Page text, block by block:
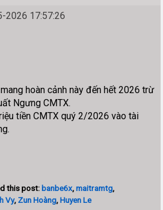
2026 17:57:26
hoàn cảnh này đến hết 2026 trừ
Ngưng CMTX.
tiền CMTX quý 2/2026 vào tài
this post: banbe6x,maitramtg,
Vy, Zun Hoàng,Huyen Le